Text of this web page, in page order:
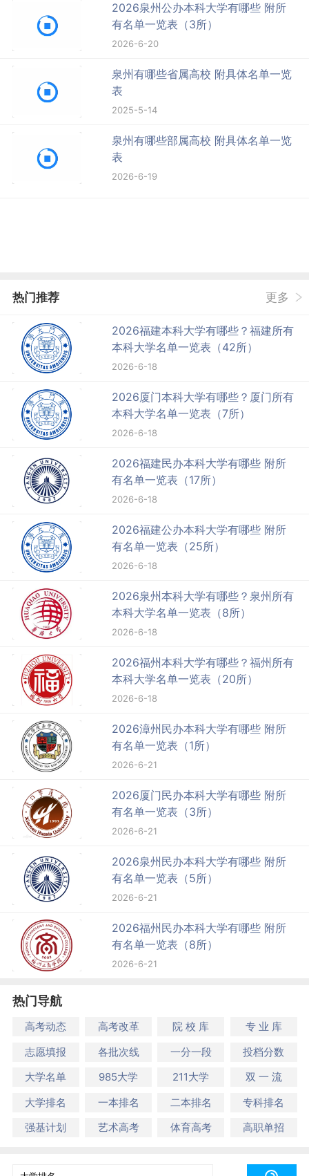
2026泉州公办本科大学有哪些 附所
有名单一览表（3所）
2026-6-20
泉州有哪些省属高校 附具体名单一览
表
2025-5-14
泉州有哪些部属高校 附具体名单一览
表
2026-6-19
热门推荐 更多
2026福建本科大学有哪些？福建所有
本科大学名单一览表（42所）
2026-6-18
2026厦门本科大学有哪些？厦门所有
本科大学名单一览表（7所）
2026-6-18
2026福建民办本科大学有哪些 附所
有名单一览表（17所）
2026-6-18
2026福建公办本科大学有哪些 附所
有名单一览表（25所）
2026-6-18
2026泉州本科大学有哪些？泉州所有
本科大学名单一览表（8所）
2026-6-18
2026福州本科大学有哪些？福州所有
本科大学名单一览表（20所）
2026-6-18
2026漳州民办本科大学有哪些 附所
有名单一览表（1所）
2026-6-21
2026厦门民办本科大学有哪些 附所
有名单一览表（3所）
2026-6-21
2026泉州民办本科大学有哪些 附所
有名单一览表（5所）
2026-6-21
2026福州民办本科大学有哪些 附所
有名单一览表（8所）
2026-6-21
热门导航
高考动态 高考改革 院 校 库
专 业 库
志愿填报
各批次线 一分一段
投档分数
大学名单
985大学 211大学
双 一 流
大学排名
一本排名 二本排名
专科排名
强基计划
艺术高考 体育高考 高职单招